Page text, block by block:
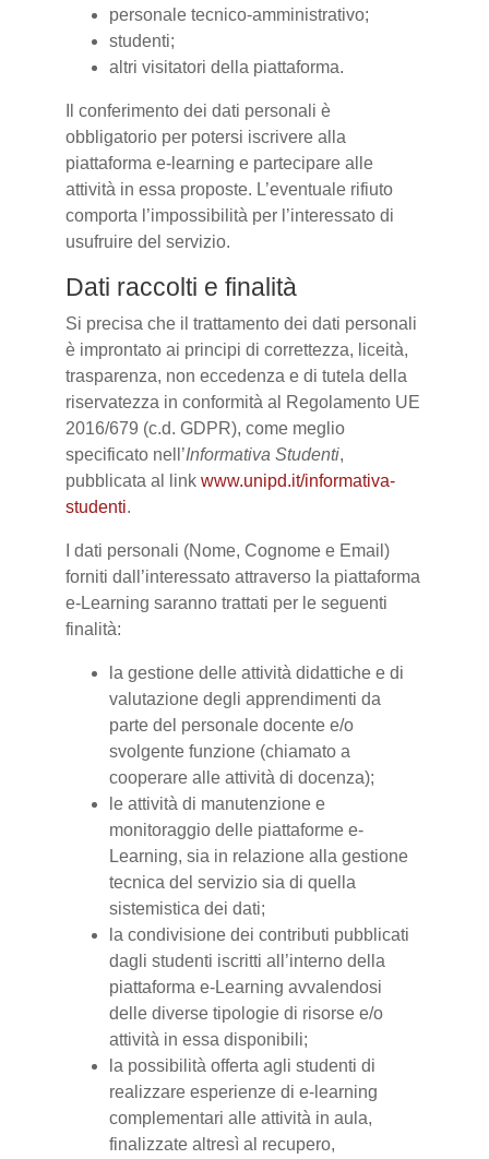
personale tecnico-amministrativo;
studenti;
altri visitatori della piattaforma.
Il conferimento dei dati personali è
obbligatorio per potersi iscrivere alla
piattaforma e-learning e partecipare alle
attività in essa proposte. L’eventuale rifiuto
comporta l’impossibilità per l’interessato di
usufruire del servizio.
Dati raccolti e finalità
Si precisa che il trattamento dei dati personali
è improntato ai principi di correttezza, liceità,
trasparenza, non eccedenza e di tutela della
riservatezza in conformità al Regolamento UE
2016/679 (c.d. GDPR), come meglio
specificato nell’Informativa Studenti,
pubblicata al link www.unipd.it/informativa-
studenti.
I dati personali (Nome, Cognome e Email)
forniti dall’interessato attraverso la piattaforma
e-Learning saranno trattati per le seguenti
finalità:
la gestione delle attività didattiche e di
valutazione degli apprendimenti da
parte del personale docente e/o
svolgente funzione (chiamato a
cooperare alle attività di docenza);
le attività di manutenzione e
monitoraggio delle piattaforme e-
Learning, sia in relazione alla gestione
tecnica del servizio sia di quella
sistemistica dei dati;
la condivisione dei contributi pubblicati
dagli studenti iscritti all’interno della
piattaforma e-Learning avvalendosi
delle diverse tipologie di risorse e/o
attività in essa disponibili;
la possibilità offerta agli studenti di
realizzare esperienze di e-learning
complementari alle attività in aula,
finalizzate altresì al recupero,